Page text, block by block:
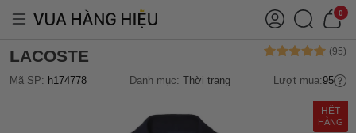
0
LACOSTE
Mã SP: h174778 Danh mục: Thời trang Lượt mua:95
HẾT
HÀNG